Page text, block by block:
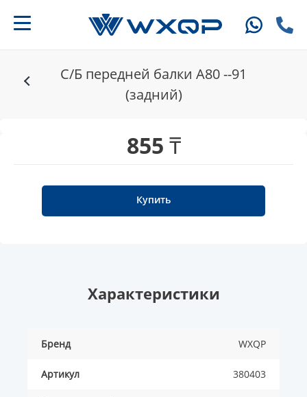
С/Б передней балки A80 --91
(задний)
855 ₸
Купить
Характеристики
Бренд WXQP
Артикул 380403